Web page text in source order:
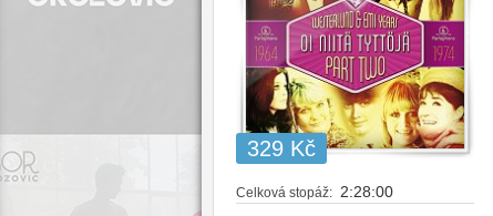
329 Kč
Celková stopáž: 2:28:00